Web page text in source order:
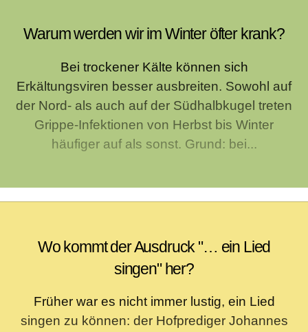
Warum werden wir im Winter öfter krank?
Bei trockener Kälte können sich
Erkältungsviren besser ausbreiten. Sowohl auf
der Nord- als auch auf der Südhalbkugel treten
Grippe-Infektionen von Herbst bis Winter
häufiger auf als sonst. Grund: bei...
Wo kommt der Ausdruck "… ein Lied
singen" her?
Früher war es nicht immer lustig, ein Lied
singen zu können: der Hofprediger Johannes